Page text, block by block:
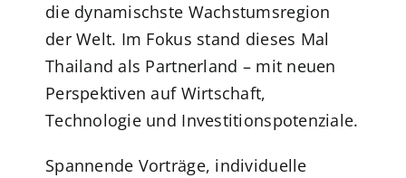
die dynamischste Wachstumsregion
der Welt. Im Fokus stand dieses Mal
Thailand als Partnerland – mit neuen
Perspektiven auf Wirtschaft,
Technologie und Investitionspotenziale.
Spannende Vorträge, individuelle